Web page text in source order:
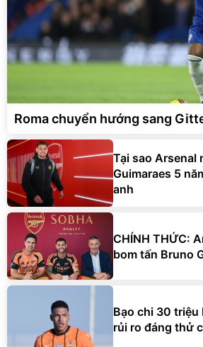
Roma chuyển hướng sang
Tại sao Arsenal
Guimaraes 5
anh
CHÍNH THỨC:
bom tấn Bruno
Bạo chi 30 triệu
rủi ro đáng thử